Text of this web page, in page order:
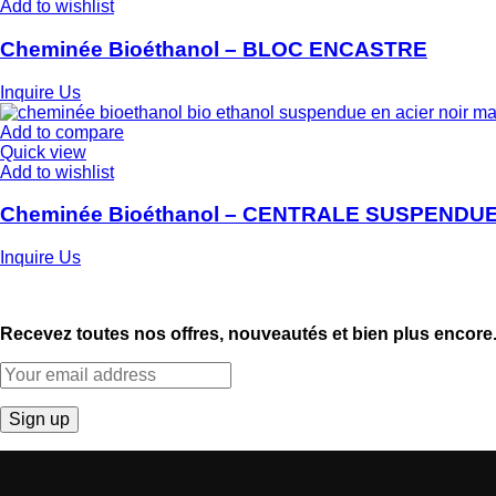
Add to wishlist
Cheminée Bioéthanol – BLOC ENCASTRE
Inquire Us
Add to compare
Quick view
Add to wishlist
Cheminée Bioéthanol – CENTRALE
Inquire Us
Recevez toutes nos offres, nouveautés et bien plus